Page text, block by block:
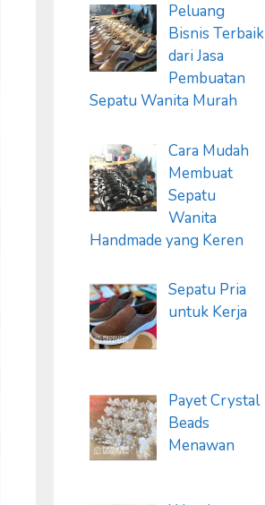
Peluang
Bisnis Terbaik
dari Jasa
Pembuatan
Sepatu Wanita Murah
Cara Mudah
Membuat
Sepatu
Wanita
Handmade yang Keren
Sepatu Pria
untuk Kerja
Payet Crystal
Beads
Menawan